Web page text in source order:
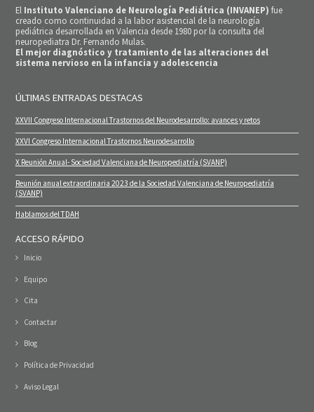
El Instituto Valenciano de Neurología Pediátrica (INVANEP) fue
creado como continuidad a la labor asistencial de la neurología
pediátrica desarrollada en Valencia desde 1980 por la consulta del
neuropediatra Dr. Fernando Mulas.
El mejor diagnóstico y tratamiento de las alteraciones del
sistema nervioso en la infancia y adolescencia
ÚLTIMAS ENTRADAS DESTACAS
XXVII Congreso Internacional Trastornos del Neurodesarrollo: avances y retos
XXVI Congreso Internacional Trastornos Neurodesarrollo
X Reunión Anual- Sociedad Valenciana de Neuropediatría (SVANP)
Reunión anual extraordinaria 2023 de la Sociedad Valenciana de Neuropediatría
(SVANP)
Hablamos del TDAH
ACCESO RÁPIDO
Inicio
Equipo
Cita
Contactar
Blog
Política de Privacidad
Aviso Legal